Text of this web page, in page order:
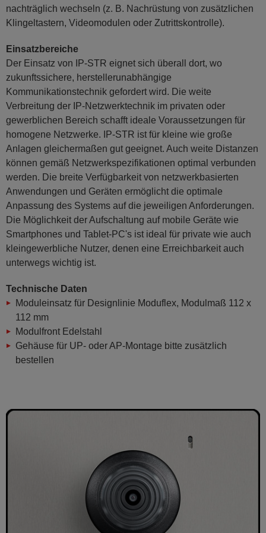
nachträglich wechseln (z. B. Nachrüstung von zusätzlichen
Klingeltastern, Videomodulen oder Zutrittskontrolle).
Einsatzbereiche
Der Einsatz von IP-STR eignet sich überall dort, wo
zukunftssichere, herstellerunabhängige
Kommunikationstechnik gefordert wird. Die weite
Verbreitung der IP-Netzwerktechnik im privaten oder
gewerblichen Bereich schafft ideale Voraussetzungen für
homogene Netzwerke. IP-STR ist für kleine wie große
Anlagen gleichermaßen gut geeignet. Auch weite Distanzen
können gemäß Netzwerkspezifikationen optimal verbunden
werden. Die breite Verfügbarkeit von netzwerkbasierten
Anwendungen und Geräten ermöglicht die optimale
Anpassung des Systems auf die jeweiligen Anforderungen.
Die Möglichkeit der Aufschaltung auf mobile Geräte wie
Smartphones und Tablet-PC's ist ideal für private wie auch
kleingewerbliche Nutzer, denen eine Erreichbarkeit auch
unterwegs wichtig ist.
Technische Daten
Moduleinsatz für Designlinie Moduflex, Modulmaß 112 x
112 mm
Modulfront Edelstahl
Gehäuse für UP- oder AP-Montage bitte zusätzlich
bestellen